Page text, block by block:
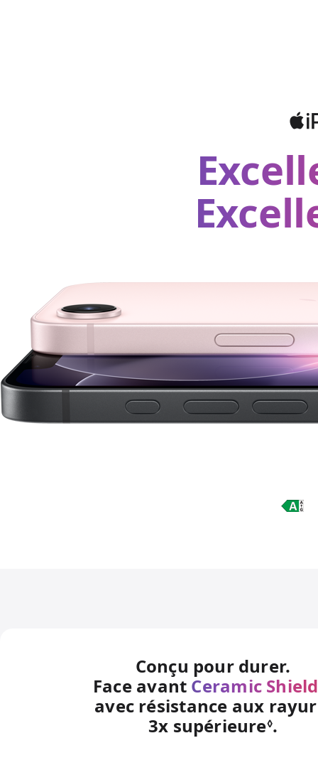
Conçu pour durer.
Face avant Ceramic
avec résistance aux
3x supérieure◊.